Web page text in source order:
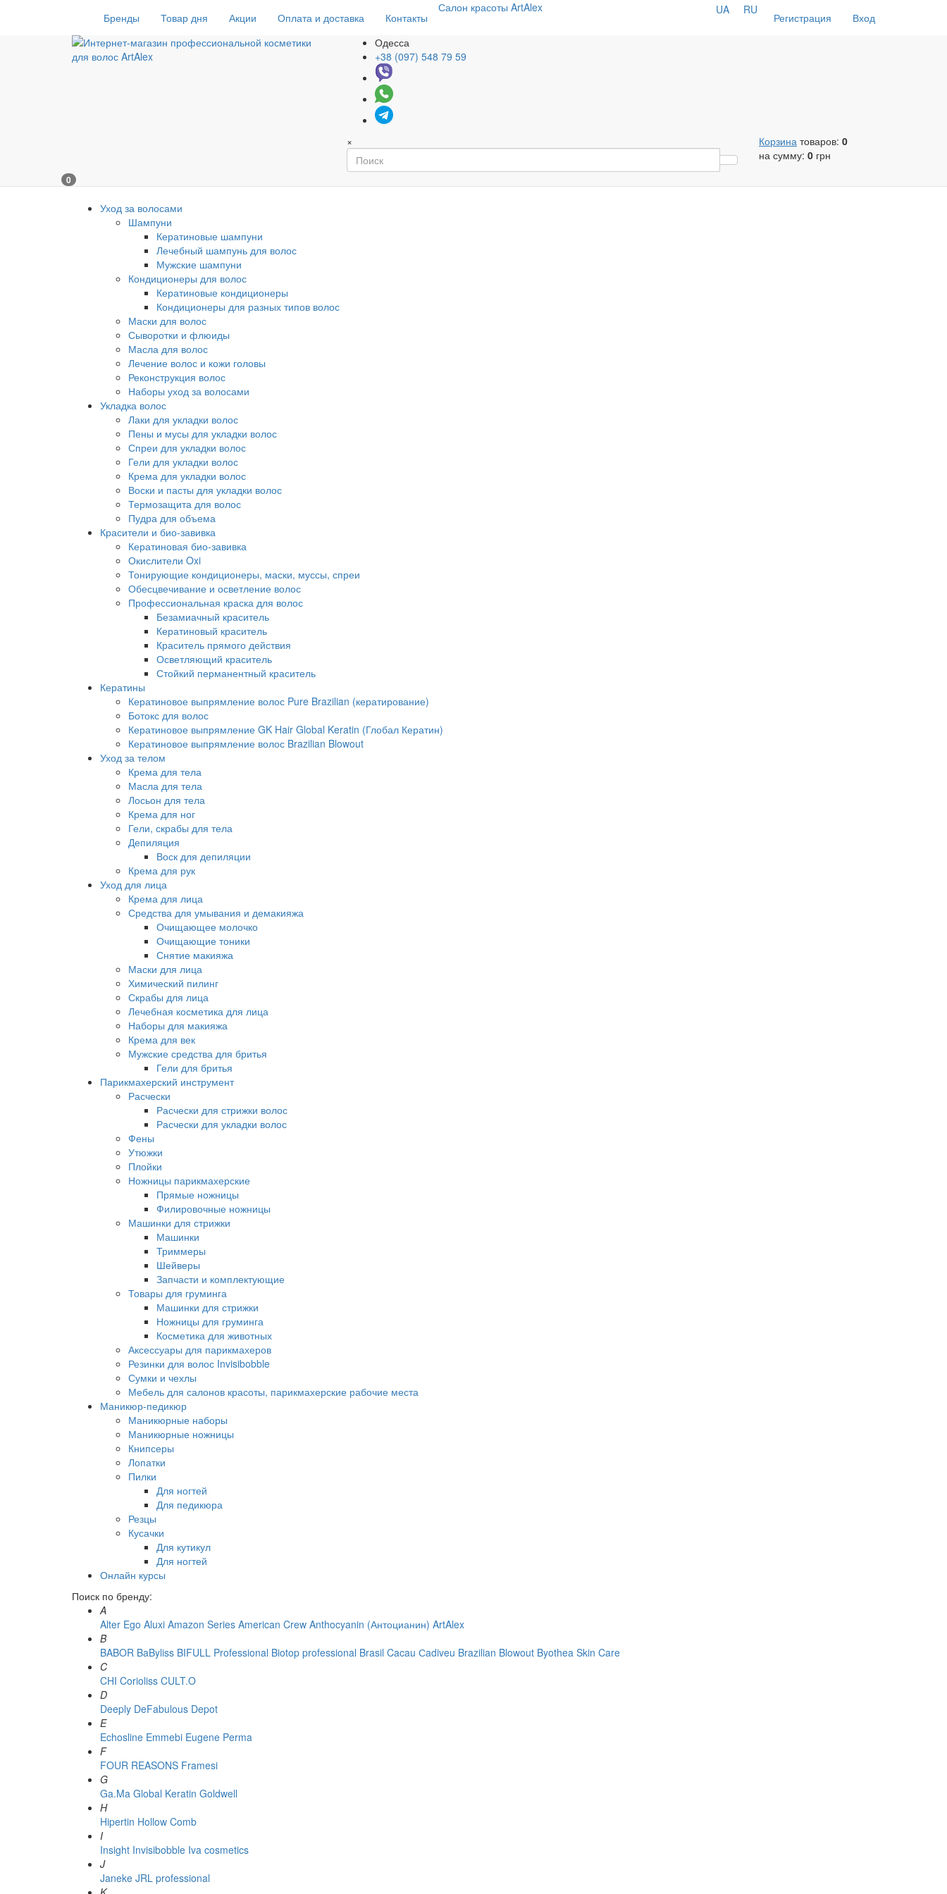
Бренды Товар дня Акции Оплата и доставка Контакты
Салон красоты ArtAlex
Регистрация Вход
UA RU
Одесса
+38 (097) 548 79 59
× Корзина товаров: 0
на сумму: 0 грн
0
Уход за волосами
Шампуни
Кератиновые шампуни
Лечебный шампунь для волос
Мужские шампуни
Кондиционеры для волос
Кератиновые кондиционеры
Кондиционеры для разных типов волос
Маски для волос
Сыворотки и флюиды
Масла для волос
Лечение волос и кожи головы
Реконструкция волос
Наборы уход за волосами
Укладка волос
Лаки для укладки волос
Пены и мусы для укладки волос
Спреи для укладки волос
Гели для укладки волос
Крема для укладки волос
Воски и пасты для укладки волос
Термозащита для волос
Пудра для объема
Красители и био-завивка
Кератиновая био-завивка
Окислители Oxi
Тонирующие кондиционеры, маски, муссы, спреи
Обесцвечивание и осветление волос
Профессиональная краска для волос
Безамиачный краситель
Кератиновый краситель
Краситель прямого действия
Осветляющий краситель
Стойкий перманентный краситель
Кератины
Кератиновое выпрямление волос Pure Brazilian (кератирование)
Ботокс для волос
Кератиновое выпрямление GK Hair Global Keratin (Глобал Кератин)
Кератиновое выпрямление волос Brazilian Blowout
Уход за телом
Крема для тела
Масла для тела
Лосьон для тела
Крема для ног
Гели, скрабы для тела
Депиляция
Воск для депиляции
Крема для рук
Уход для лица
Крема для лица
Средства для умывания и демакияжа
Очищающее молочко
Очищающие тоники
Снятие макияжа
Маски для лица
Химический пилинг
Скрабы для лица
Лечебная косметика для лица
Наборы для макияжа
Крема для век
Мужские средства для бритья
Гели для бритья
Парикмахерский инструмент
Расчески
Расчески для стрижки волос
Расчески для укладки волос
Фены
Утюжки
Плойки
Ножницы парикмахерские
Прямые ножницы
Филировочные ножницы
Машинки для стрижки
Машинки
Триммеры
Шейверы
Запчасти и комплектующие
Товары для груминга
Машинки для стрижки
Ножницы для груминга
Косметика для животных
Аксессуары для парикмахеров
Резинки для волос Invisibobble
Сумки и чехлы
Мебель для салонов красоты, парикмахерские рабочие места
Маникюр-педикюр
Маникюрные наборы
Маникюрные ножницы
Книпсеры
Лопатки
Пилки
Для ногтей
Для педикюра
Резцы
Кусачки
Для кутикул
Для ногтей
Онлайн курсы
Поиск по бренду:
A
Alter Ego Aluxi Amazon Series American Crew Anthocyanin (Антоцианин) ArtAlex
B
BABOR BaByliss BIFULL Professional Biotop professional Brasil Cacau Сadiveu Brazilian Blowout Byothea Skin Care
C
CHI Corioliss CULT.O
D
Deeply DeFabulous Depot
E
Echosline Emmebi Eugene Perma
F
FOUR REASONS Framesi
G
Ga.Ma Global Keratin Goldwell
H
Hipertin Hollow Comb
I
Insight Invisibobble Iva cosmetics
J
Janeke JRL professional